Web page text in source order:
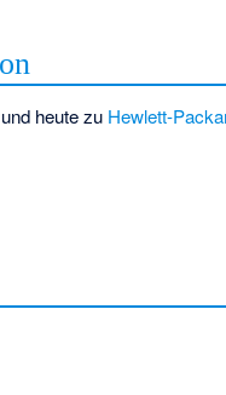
und heute zu Hewlett-